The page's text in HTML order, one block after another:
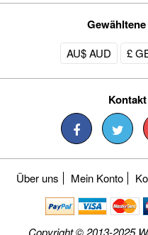
AU$ AUD £
Über uns Mein Konto
Copyright © 2013-2025